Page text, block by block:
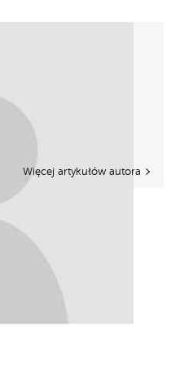
Więcej artykułów autora